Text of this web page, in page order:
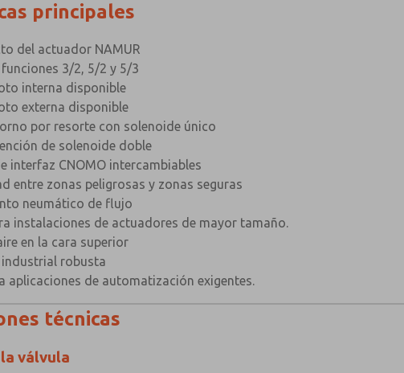
principales
del actuador NAMUR
3/2, 5/2 y 5/3
interna disponible
externa disponible
por resorte con solenoide único
de solenoide doble
interfaz CNOMO intercambiables
entre zonas peligrosas y zonas seguras
neumático de flujo
instalaciones de actuadores de mayor tamaño.
en la cara superior
robusta
aplicaciones de automatización exigentes.
técnicas
válvula